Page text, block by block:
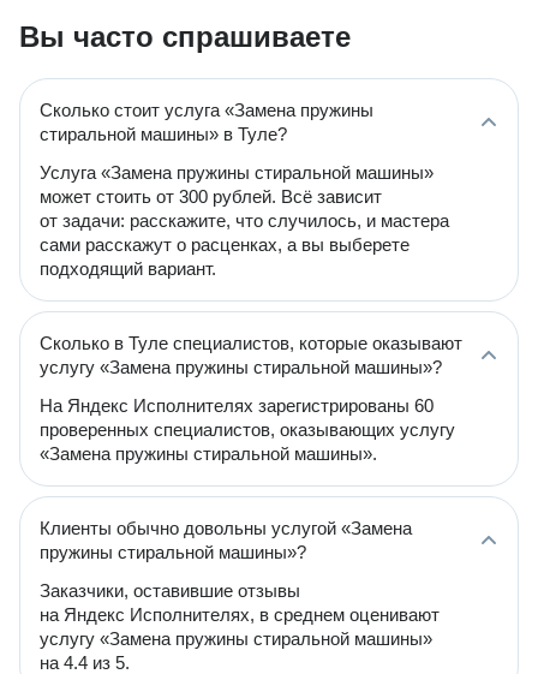
Вы часто спрашиваете
Сколько стоит услуга «Замена пружины
стиральной машины» в Туле?
Услуга «Замена пружины стиральной машины»
может стоить от 300 рублей. Всё зависит
от задачи: расскажите, что случилось, и мастера
сами расскажут о расценках, а вы выберете
подходящий вариант.
Сколько в Туле специалистов, которые оказывают
услугу «Замена пружины стиральной машины»?
На Яндекс Исполнителях зарегистрированы 60
проверенных специалистов, оказывающих услугу
«Замена пружины стиральной машины».
Клиенты обычно довольны услугой «Замена
пружины стиральной машины»?
Заказчики, оставившие отзывы
на Яндекс Исполнителях, в среднем оценивают
услугу «Замена пружины стиральной машины»
на 4.4 из 5.